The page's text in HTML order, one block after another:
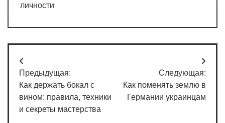
личности
Навигация
по
записям
Предыдущая:
Как держать бокал с
вином: правила, техники
и секреты мастерства
Следующая:
Как поменять землю в
Германии украинцам